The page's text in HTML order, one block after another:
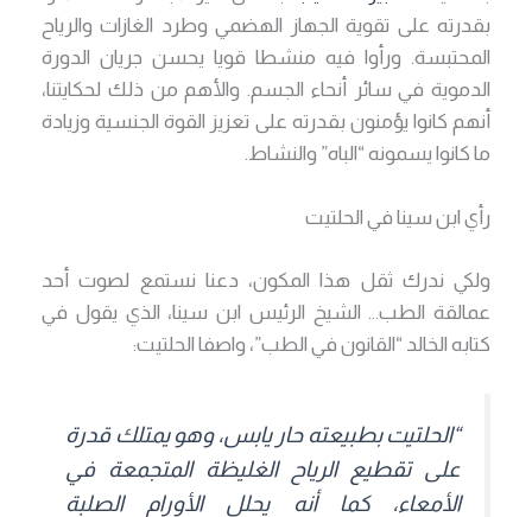
بقدرته على تقوية الجهاز الهضمي وطرد الغازات والرياح
المحتبسة. ورأوا فيه منشطا قويا يحسن جريان الدورة
الدموية في سائر أنحاء الجسم. والأهم من ذلك لحكايتنا،
أنهم كانوا يؤمنون بقدرته على تعزيز القوة الجنسية وزيادة
ما كانوا يسمونه “الباه” والنشاط.
رأي ابن سينا في الحلتيت
ولكي ندرك ثقل هذا المكون، دعنا نستمع لصوت أحد
عمالقة الطب… الشيخ الرئيس ابن سينا، الذي يقول في
كتابه الخالد “القانون في الطب”، واصفا الحلتيت:
“الحلتيت بطبيعته حار يابس، وهو يمتلك قدرة
على تقطيع الرياح الغليظة المتجمعة في
الأمعاء، كما أنه يحلل الأورام الصلبة